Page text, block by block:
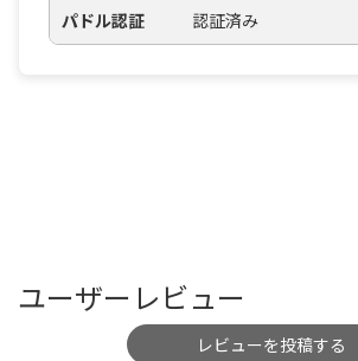
パドル認証 認証済み
ユーザーレビュー
レビューを投稿する